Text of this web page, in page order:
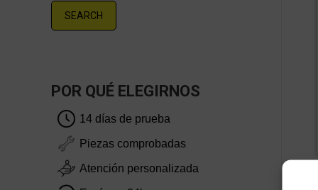
SEARCH
POR QUÉ ELEGIRNOS
14 días de prueba
Piezas comprobadas
Atención personalizada